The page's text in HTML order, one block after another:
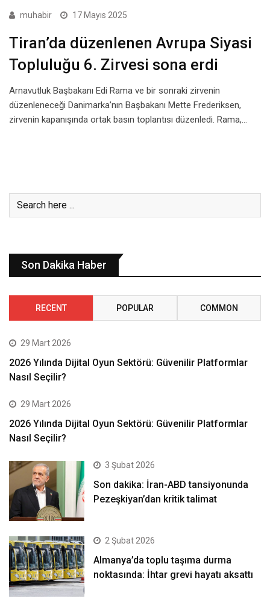
muhabir 17 Mayıs 2025
Tiran’da düzenlenen Avrupa Siyasi
Topluluğu 6. Zirvesi sona erdi
Arnavutluk Başbakanı Edi Rama ve bir sonraki zirvenin
düzenleneceği Danimarka’nın Başbakanı Mette Frederiksen,
zirvenin kapanışında ortak basın toplantısı düzenledi. Rama,…
Son Dakika Haber
RECENT POPULAR COMMON
29 Mart 2026
2026 Yılında Dijital Oyun Sektörü: Güvenilir Platformlar
Nasıl Seçilir?
29 Mart 2026
2026 Yılında Dijital Oyun Sektörü: Güvenilir Platformlar
Nasıl Seçilir?
3 Şubat 2026
Son dakika: İran-ABD tansiyonunda
Pezeşkiyan’dan kritik talimat
2 Şubat 2026
Almanya’da toplu taşıma durma
noktasında: İhtar grevi hayatı aksattı